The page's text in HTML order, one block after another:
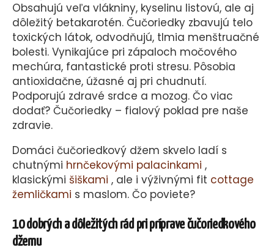
Obsahujú veľa vlákniny, kyselinu listovú, ale aj
dôležitý betakarotén. Čučoriedky zbavujú telo
toxických látok, odvodňujú, tlmia menštruačné
bolesti. Vynikajúce pri zápaloch močového
mechúra, fantastické proti stresu. Pôsobia
antioxidačne, úžasné aj pri chudnutí.
Podporujú zdravé srdce a mozog. Čo viac
dodať? Čučoriedky – fialový poklad pre naše
zdravie.
Domáci čučoriedkový džem skvelo ladí s
chutnými hrnčekovými palacinkami ,
klasickými šiškami , ale i výživnými fit cottage
žemličkami s maslom. Čo poviete?
10 dobrých a dôležitých rád pri príprave čučoriedkového
džemu